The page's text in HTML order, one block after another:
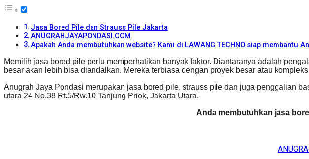
Jasa Bored Pile dan Strauss Pile Jakarta
ANUGRAHJAYAPONDASI.COM
Apakah Anda membutuhkan website? Kami di LAWANG TECHNO siap membantu
Memilih jasa bored pile perlu memperhatikan banyak faktor. Diantaranya adalah
besar akan lebih bisa diandalkan. Mereka terbiasa dengan proyek besar atau kompleks.
Anugrah Jaya Pondasi merupakan jasa bored pile, strauss pile dan juga penggalian
utara 24 No.38 Rt.5/Rw.10 Tanjung Priok, Jakarta Utara.
Anda membutuhkan jasa